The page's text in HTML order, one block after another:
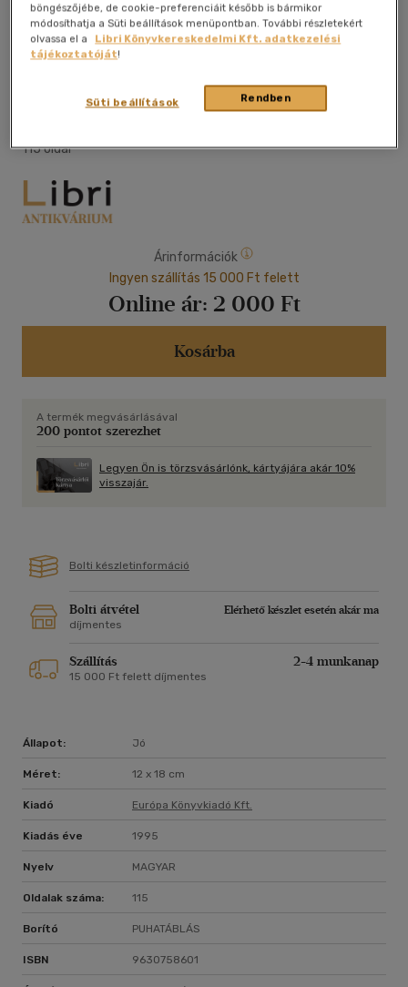
Kívánságlistához adom
115 oldal
Árinformációk
Ingyen szállítás 15 000 Ft felett
Online ár: 2 000 Ft
Kosárba
A termék megvásárlásával
200 pontot szerezhet
Legyen Ön is törzsvásárlónk, kártyájára akár 10%
visszajár.
Bolti készletinformáció
Bolti átvétel
Elérhető készlet esetén akár ma
díjmentes
Szállítás 2-4 munkanap
15 000 Ft felett díjmentes
Állapot: Jó
Méret: 12 x 18 cm
Kiadó Európa Könyvkiadó Kft.
Kiadás éve 1995
Nyelv MAGYAR
Oldalak száma: 115
Borító PUHATÁBLÁS
ISBN 9630758601
böngészőjébe, de cookie-preferenciáit később is bármikor
módosíthatja a Süti beállítások menüpontban. További részletekért
olvassa el a
Libri Könyvkereskedelmi Kft. adatkezelési
tájékoztatóját!
Rendben
Süti beállítások